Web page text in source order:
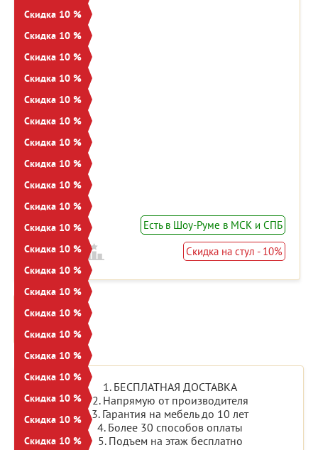
Скидка 10 %
Скидка 10 %
Скидка 10 %
Скидка 10 %
Скидка 10 %
Скидка 10 %
Скидка 10 %
Скидка 10 %
Скидка 10 %
Скидка 10 %
Скидка 10 %
Скидка 10 %
Скидка 10 %
Скидка 10 %
Скидка 10 %
Скидка 10 %
Скидка 10 %
Скидка 10 %
Скидка 10 %
Скидка 10 %
Скидка 10 %
Есть в Шоу-Руме в МСК и СПБ
Скидка на стул - 10%
ПОКАЗАТЬ
1. БЕСПЛАТНАЯ ДОСТАВКА
2. Напрямую от производителя
3. Гарантия на мебель до 10 лет
4. Более 30 способов оплаты
5. Подъем на этаж бесплатно